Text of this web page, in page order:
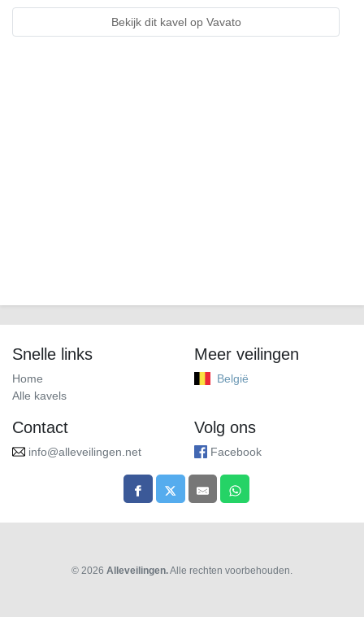
Bekijk dit kavel op Vavato
Snelle links
Home
Alle kavels
Meer veilingen
België
Contact
info@alleveilingen.net
Volg ons
Facebook
© 2026 Alleveilingen.Alle rechten voorbehouden.